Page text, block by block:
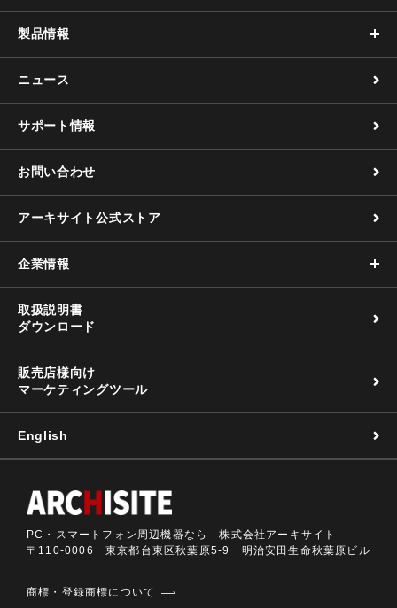
製品情報
ニュース
サポート情報
お問い合わせ
アーキサイト公式ストア
企業情報
取扱説明書
ダウンロード
販売店様向け
マーケティングツール
English
PC・スマートフォン周辺機器なら 株式会社アーキサイト
〒110-0006 東京都台東区秋葉原5-9 明治安田生命秋葉原ビル
商標・登録商標について